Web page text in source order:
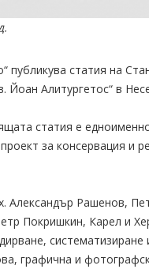
статия на
Йоан Алитургетос“ в
статия е
за консервация и
Александър Рашенов,
Покришкин, Карел и
систематизиране
графична и